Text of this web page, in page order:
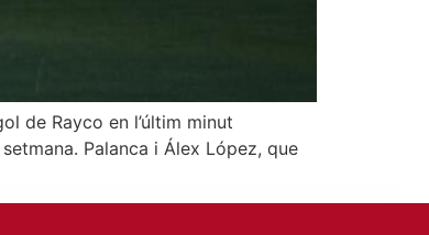
de Rayco en l’últim minut
Palanca i Álex López, que